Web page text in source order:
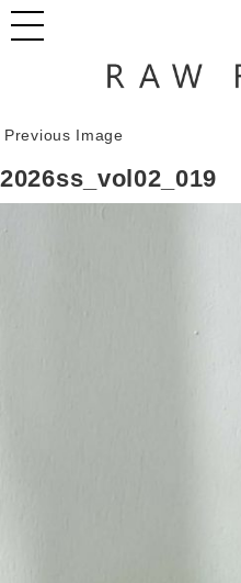
Previous Image
2026ss_vol02_019